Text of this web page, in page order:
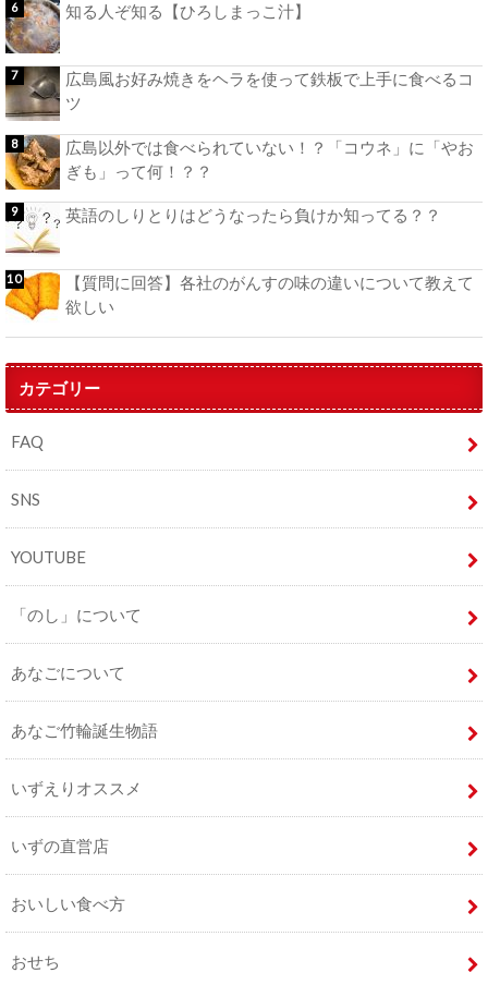
知る人ぞ知る【ひろしまっこ汁】
広島風お好み焼きをヘラを使って鉄板で上手に食べるコ
ツ
広島以外では食べられていない！？「コウネ」に「やお
ぎも」って何！？？
英語のしりとりはどうなったら負けか知ってる？？
【質問に回答】各社のがんすの味の違いについて教えて
欲しい
カテゴリー
FAQ
SNS
YOUTUBE
「のし」について
あなごについて
あなご竹輪誕生物語
いずえりオススメ
いずの直営店
おいしい食べ方
おせち